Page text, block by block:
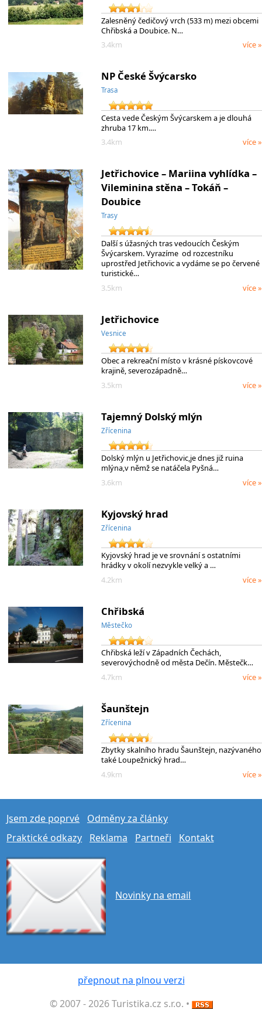
Zalesněný čedičový vrch (533 m) mezi obcemi
Chřibská a Doubice. N…
3.4km
více »
NP České Švýcarsko
Trasa
Cesta vede Českým Švýcarskem a je dlouhá
zhruba 17 km.…
3.4km
více »
Jetřichovice – Mariina vyhlídka –
Vileminina stěna – Tokáň –
Doubice
Trasy
Další s úžasných tras vedoucích Českým
Švýcarskem. Vyrazíme od rozcestníku
uprostřed Jetřichovic a vydáme se po červené
turistické…
3.5km
více »
Jetřichovice
Vesnice
Obec a rekreační místo v krásné pískovcové
krajině, severozápadně…
3.5km
více »
Tajemný Dolský mlýn
Zřícenina
Dolský mlýn u Jetřichovic,je dnes již ruina
mlýna,v němž se natáčela Pyšná…
3.6km
více »
Kyjovský hrad
Zřícenina
Kyjovský hrad je ve srovnání s ostatními
hrádky v okolí nezvykle velký a …
4.2km
více »
Chřibská
Městečko
Chřibská leží v Západních Čechách,
severovýchodně od města Dečín. Městečk…
4.7km
více »
Šaunštejn
Zřícenina
Zbytky skalního hradu Šaunštejn, nazývaného
také Loupežnický hrad…
4.9km
více »
Jsem zde poprvé
Odměny za články
Praktické odkazy
Reklama Partneři Kontakt
Novinky na email
přepnout na plnou verzi
© 2007 - 2026 Turistika.cz s.r.o. •